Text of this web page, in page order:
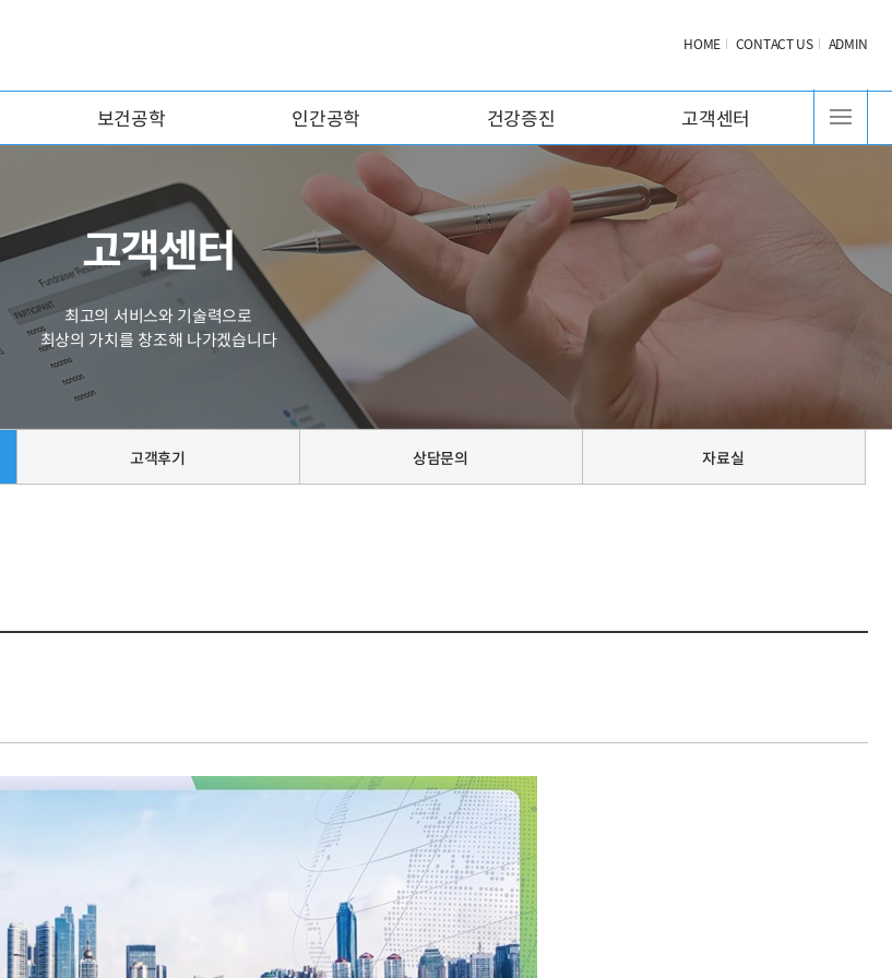
HOME CONTACT US ADMIN
보건공학 인간공학 건강증진 고객센터
고객센터
최고의 서비스와 기술력으로
최상의 가치를 창조해 나가겠습니다
고객후기 상담문의 자료실